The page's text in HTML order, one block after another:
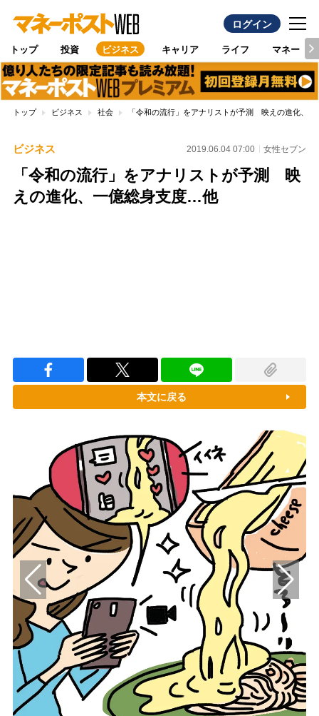
ログイン
トップ 投資 ビジネス キャリア ライフ マネー
トップ ビジネス 社会 「令和の流行」をアナリストが予測 映えの進化、
ビジネス 2019.06.04 07:00 女性セブン
「令和の流行」をアナリストが予測 映
えの進化、一億総身支度…他
本文に戻る